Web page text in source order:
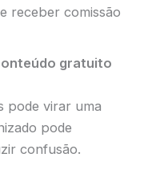
receber comissão
gratuito
pode virar uma
pode
confusão.